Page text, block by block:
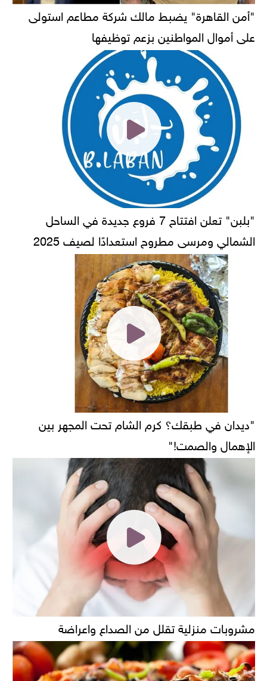
"أمن القاهرة" يضبط مالك شركة مطاعم استولى
على أموال المواطنين بزعم توظيفها
"بلبن" تعلن افتتاح 7 فروع جديدة في الساحل
الشمالي ومرسى مطروح استعدادًا لصيف 2025
"ديدان في طبقك؟ كرم الشام تحت المجهر بين
الإهمال والصمت!"
مشروبات منزلية تقلل من الصداع واعراضة